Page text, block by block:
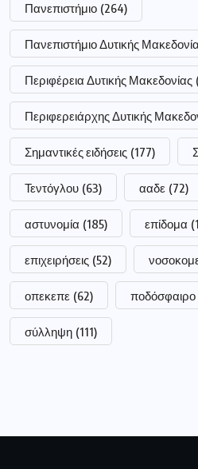
Πανεπιστήμιο (264)
Πανεπιστήμιο Δυτικής
Περιφέρεια Δυτικής Μακεδονίας
Περιφερειάρχης Δυτικής
Σημαντικές ειδήσεις (177)
Τεντόγλου (63) ααδε (72)
αστυνομία (185) επίδομα
επιχειρήσεις (52)
οπεκεπε (62) ποδόσφαιρο
σύλληψη (111)